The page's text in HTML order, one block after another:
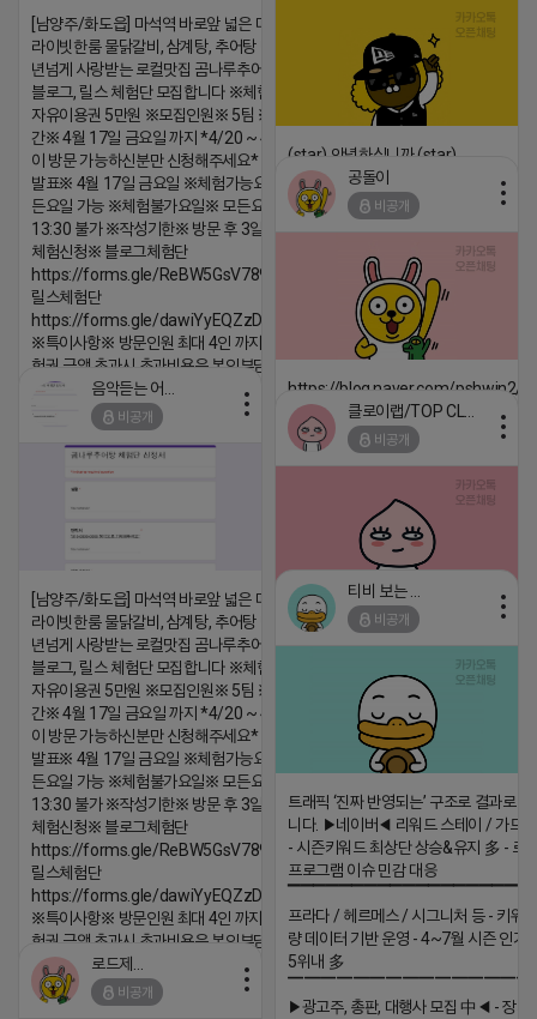
[남양주/화도읍] 마석역 바로앞 넓은 매장과, 프
라이빗한룸 물닭갈비, 삼계탕, 추어탕 맛집 10
년넘게 사랑받는 로컬맛집 곰나루추어탕에서
블로그, 릴스 체험단 모집합니다 ※체험메뉴※
자유이용권 5만원 ※모집인원※ 5팀 ※모집기
간※ 4월 17일 금요일 까지 *4/20 ~ 4/26 사
이 방문 가능하신분만 신청해주세요* ※체험단
발표※ 4월 17일 금요일 ※체험가능요일※ 모
든요일 가능 ※체험불가요일※ 모든요일 12 ~
13:30 불가 ※작성기한※ 방문 후 3일 이내 ※
체험신청※ 블로그체험단
https://forms.gle/ReBW5GsV789ur2Pz6
릴스체험단
https://forms.gle/dawiYyEQZzDdqf8W8
※특이사항※ 방문인원 최대 4인 까지 가능 체
험권 금액 초과시 초과비용은 본인부담입니다.
2026-04-18 17:13
(star) 안녕하십니까 (star)
2026-04-18 17:12
공돌이
비공개
https://blog.naver.com/pshwin2/
2026-04-18 17:12
비공개
[남양주/화도읍] 마석역 바로앞 넓은 매장과, 프
라이빗한룸 물닭갈비, 삼계탕, 추어탕 맛집 10
년넘게 사랑받는 로컬맛집 곰나루추어탕에서
블로그, 릴스 체험단 모집합니다 ※체험메뉴※
자유이용권 5만원 ※모집인원※ 5팀 ※모집기
간※ 4월 17일 금요일 까지 *4/20 ~ 4/26 사
이 방문 가능하신분만 신청해주세요* ※체험단
발표※ 4월 17일 금요일 ※체험가능요일※ 모
든요일 가능 ※체험불가요일※ 모든요일 12 ~
13:30 불가 ※작성기한※ 방문 후 3일 이내 ※
체험신청※ 블로그체험단
https://forms.gle/ReBW5GsV789ur2Pz6
릴스체험단
https://forms.gle/dawiYyEQZzDdqf8W8
※특이사항※ 방문인원 최대 4인 까지 가능 체
험권 금액 초과시 초과비용은 본인부담입니다.
2026-04-18 17:12
비공개
2026-04-18 17:05
비공개
트래픽 ‘진짜 반영되는’ 구조로 결과로
니다. ▶네이버◀ 리워드 스테이 / 가드 /
- 시즌키워드 최상단 상승&유지 多 - 로
프로그램 이슈 민감 대응
▔▔▔▔▔▔▔▔▔▔▔▔▔▔▔▔▔▔ ▶
프라다 / 헤르메스 / 시그니처 등 - 키워
량 데이터 기반 운영 - 4~7월 시즌 인기
5위내 多
▶광고주, 총판, 대행사 모집 中◀ - 장기
비공개